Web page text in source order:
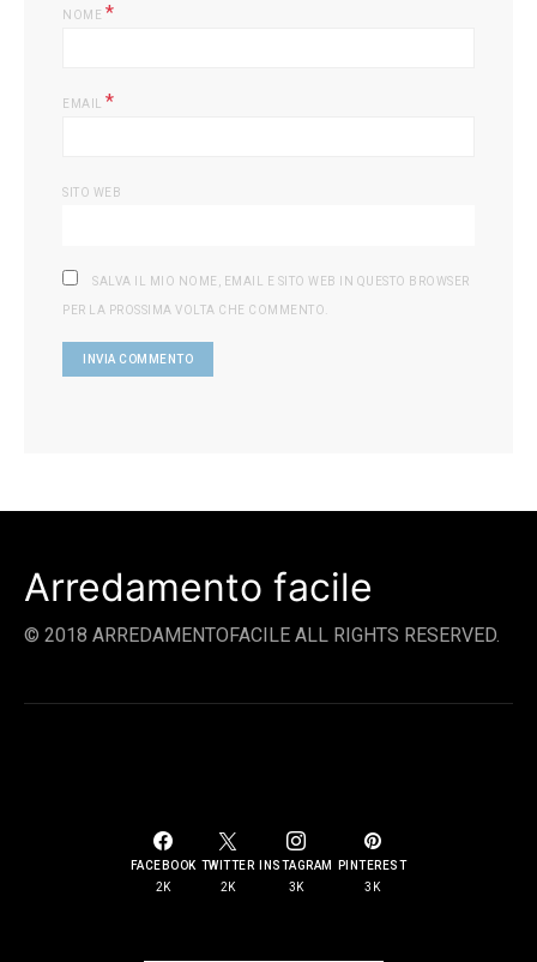
NOME *
EMAIL *
SITO WEB
SALVA IL MIO NOME, EMAIL E SITO WEB IN QUESTO BROWSER
PER LA PROSSIMA VOLTA CHE COMMENTO.
Arredamento facile
© 2018 ARREDAMENTOFACILE ALL RIGHTS RESERVED.
FACEBOOK
2K
TWITTER
2K
INSTAGRAM
3K
PINTEREST
3K